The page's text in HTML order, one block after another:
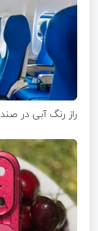
راز رنگ آبی در